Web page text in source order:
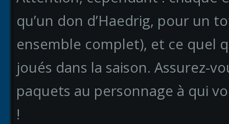
qu’un don d’Haedrig, pour un
ensemble complet), et ce quel
joués dans la saison. Assurez-
paquets au personnage à qui
!